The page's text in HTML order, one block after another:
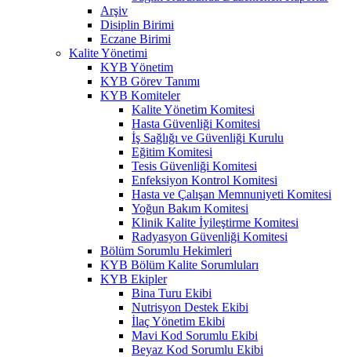
Arşiv
Disiplin Birimi
Eczane Birimi
Kalite Yönetimi
KYB Yönetim
KYB Görev Tanımı
KYB Komiteler
Kalite Yönetim Komitesi
Hasta Güvenliği Komitesi
İş Sağlığı ve Güvenliği Kurulu
Eğitim Komitesi
Tesis Güvenliği Komitesi
Enfeksiyon Kontrol Komitesi
Hasta ve Çalışan Memnuniyeti Komitesi
Yoğun Bakım Komitesi
Klinik Kalite İyileştirme Komitesi
Radyasyon Güvenliği Komitesi
Bölüm Sorumlu Hekimleri
KYB Bölüm Kalite Sorumluları
KYB Ekipler
Bina Turu Ekibi
Nutrisyon Destek Ekibi
İlaç Yönetim Ekibi
Mavi Kod Sorumlu Ekibi
Beyaz Kod Sorumlu Ekibi